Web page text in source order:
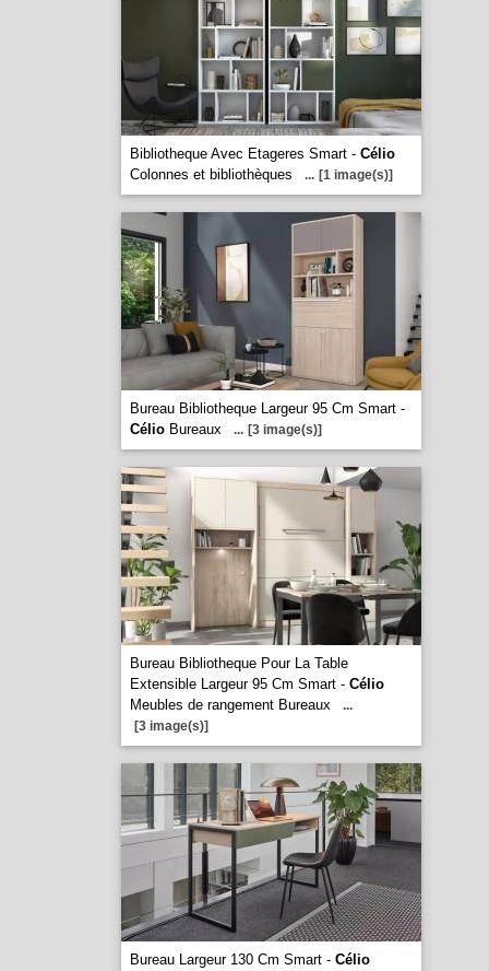
Bibliotheque Avec Etageres Smart - Célio
Colonnes et bibliothèques
... [1 image(s)]
Bureau Bibliotheque Largeur 95 Cm Smart -
CélioBureaux ... [3 image(s)]
Bureau Bibliotheque Pour La Table
Extensible Largeur 95 Cm Smart - Célio
Meubles de rangement Bureaux
...
[3 image(s)]
Bureau Largeur 130 Cm Smart - Célio